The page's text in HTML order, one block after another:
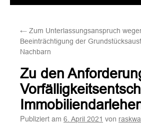
springen
← Zum Unterlassungsanspruch
Beeinträchtigung der
Nachbarn
Zu den
Publiziert am 6. April 2021 von